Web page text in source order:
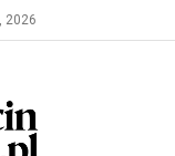
2026